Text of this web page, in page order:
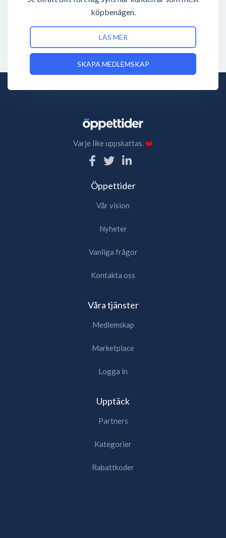
köpbenägen.
LÄS MER
SKAPA MEDLEMSKAP
Varje like uppskattas.❤️
Öppettider
Vår vision
Nyheter
Vanliga frågor
Kontakta oss
Våra tjänster
Medlemskap
Marketplace
Logga in
Upptäck
Partners
Kategorier
Rabattkoder